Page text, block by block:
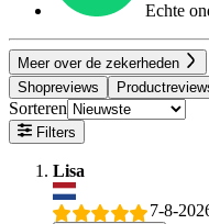
Echte
Meer over de zekerheden
Shopreviews
Sorteren
Filters
Lisa
7-8-